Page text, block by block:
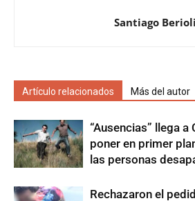
Santiago Berioli
Artículo relacionados Más del autor
“Ausencias” llega
poner en primer
las personas
Rechazaron el